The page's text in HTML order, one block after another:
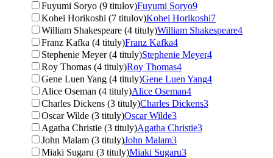
Fuyumi Soryo (9 titulov)Fuyumi Soryo9
Kohei Horikoshi (7 titulov)Kohei Horikoshi7
William Shakespeare (4 tituly)William Shakespeare4
Franz Kafka (4 tituly)Franz Kafka4
Stephenie Meyer (4 tituly)Stephenie Meyer4
Roy Thomas (4 tituly)Roy Thomas4
Gene Luen Yang (4 tituly)Gene Luen Yang4
Alice Oseman (4 tituly)Alice Oseman4
Charles Dickens (3 tituly)Charles Dickens3
Oscar Wilde (3 tituly)Oscar Wilde3
Agatha Christie (3 tituly)Agatha Christie3
John Malam (3 tituly)John Malam3
Miaki Sugaru (3 tituly)Miaki Sugaru3